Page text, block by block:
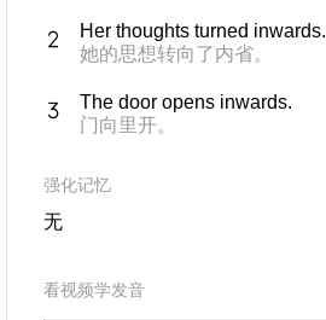
Her thoughts turned inwards.
她的思想转向了内省。
The door opens inwards.
门向里开。
强化记忆
无
看视频学发音